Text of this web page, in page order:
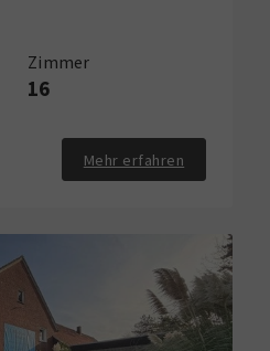
Zimmer
16
Mehr erfahren